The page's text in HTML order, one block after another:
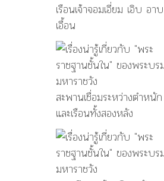
เรือนเจ้าจอมเอี่ยม เอิบ อาบ
เอื้อน
สะพานเชื่อมระหว่างตำหนัก
และเรือนทั้งสองหลัง